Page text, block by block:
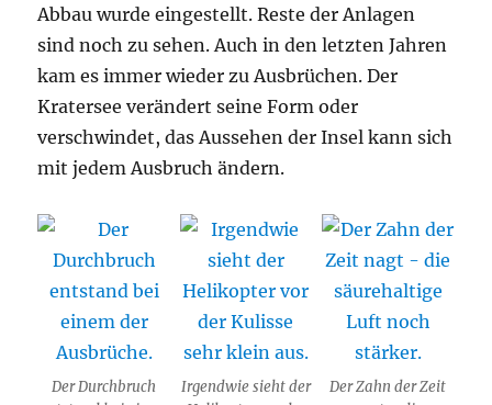
Abbau wurde eingestellt. Reste der Anlagen
sind noch zu sehen. Auch in den letzten Jahren
kam es immer wieder zu Ausbrüchen. Der
Kratersee verändert seine Form oder
verschwindet, das Aussehen der Insel kann sich
mit jedem Ausbruch ändern.
Der Durchbruch
Irgendwie sieht der
Der Zahn der Zeit